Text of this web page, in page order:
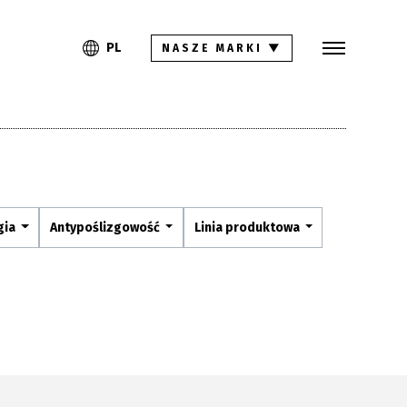
PL
PL NASZE MARKI ▼
Antypoślizgowość Linia produktowa
Inspiracje
Pliki do pobrania
Strefa architekta